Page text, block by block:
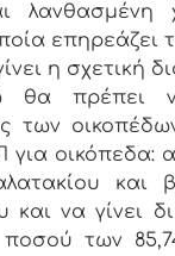
λανθασμένη
επηρεάζει
η σχετική
θα πρέπει
των
οικόπεδα:
και
και να γίνει
ποσού των